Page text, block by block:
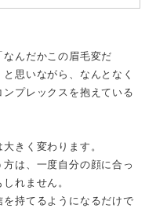
なんだかこの眉毛変だ
思いながら、なんとなく
プレックスを抱えている
きく変わります。
は、一度自分の顔に合っ
れません。
持てるようになるだけで